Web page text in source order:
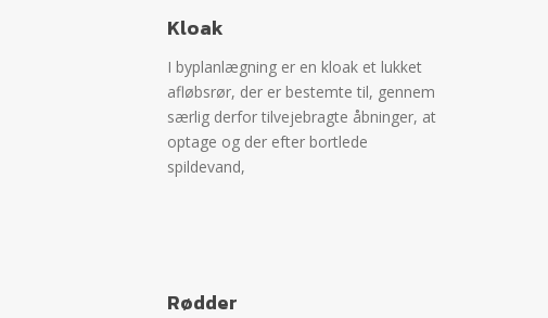
Kloak
I byplanlægning er en kloak et lukket
afløbsrør, der er bestemte til, gennem
særlig derfor tilvejebragte åbninger, at
optage og der efter bortlede
spildevand,
Rødder